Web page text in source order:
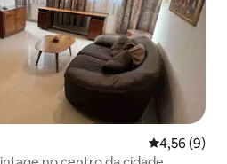
4,56 de uma
4,56 (9)